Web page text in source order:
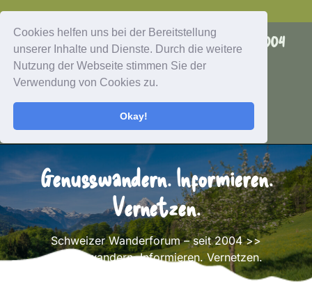
Cookies helfen uns bei der Bereitstellung
unserer Inhalte und Dienste. Durch die weitere
Nutzung der Webseite stimmen Sie der
Verwendung von Cookies zu.
Okay!
Skip
Schweizer Wanderforum - seit 2004
Menu
Genusswandern. Informieren.
Vernetzen.
Schweizer Wanderforum – seit 2004>>
Genusswandern. Informieren. Vernetzen.